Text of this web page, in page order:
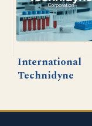
International
Technidyne
impact dans